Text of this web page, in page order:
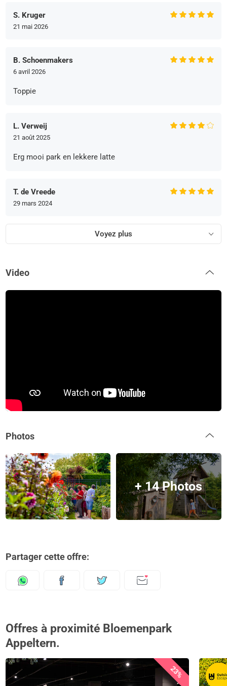
S. Kruger
21 mai 2026
B. Schoenmakers
6 avril 2026
Toppie
L. Verweij
21 août 2025
Erg mooi park en lekkere latte
T. de Vreede
29 mars 2024
Voyez plus
Video
Photos
+ 14 Photos
Partager cette offre:
Offres à proximité Bloemenpark
Appeltern.
23%